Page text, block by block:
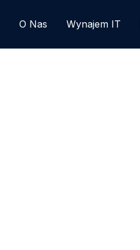
O Nas Wynajem IT